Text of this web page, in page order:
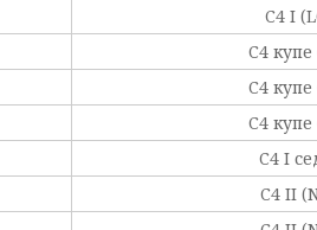
C4 I
C4 купе
C4 купе
C4 купе
C4 I
C4 II